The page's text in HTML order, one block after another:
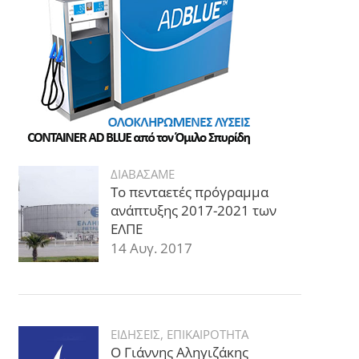
ΔΙΑΒΑΣΑΜΕ
Το πενταετές πρόγραμμα
ανάπτυξης 2017-2021 των
ΕΛΠΕ
14 Αυγ. 2017
ΕΙΔΗΣΕΙΣ, ΕΠΙΚΑΙΡΟΤΗΤΑ
Ο Γιάννης Αληγιζάκης